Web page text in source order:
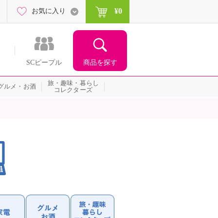
SCピープル 商品を探す
お気に入り ¥0
ルメ・お酒
旅・趣味・暮らし
コレクターズ